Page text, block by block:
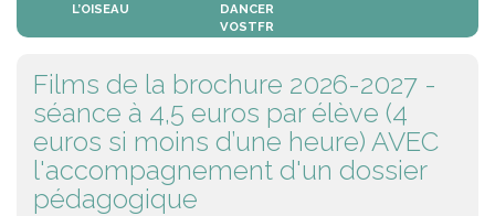
L’OISEAU
DANCER
VOSTFR
Films de la brochure 2026-2027 -
séance à 4,5 euros par élève (4
euros si moins d’une heure) AVEC
l'accompagnement d'un dossier
pédagogique